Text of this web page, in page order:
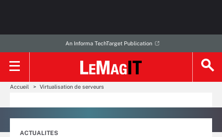
An Informa TechTarget Publication
Accueil Virtualisation de serveurs
ACTUALITES